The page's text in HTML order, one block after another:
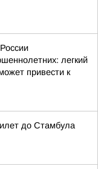
легкий
привести к
до Стамбула